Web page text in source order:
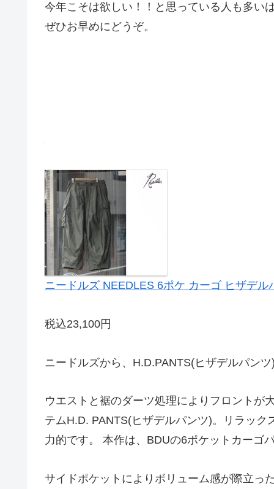
今年こそは欲しい！！と思っている人も多い
ぜひお早めにどうぞ。
ニードルズ NEEDLES 6ポケ カーゴ ヒザデ
税込23,100円
ニードルズから、H.D.PANTS(ヒザデルパン
ウエストと裾のダーツ処理によりフロントが
テムH.D. PANTS(ヒザデルパンツ)。リラッ
力的です。 本作は、BDUの6ポケットカーゴ
サイドポケットによりボリューム感が際立っ